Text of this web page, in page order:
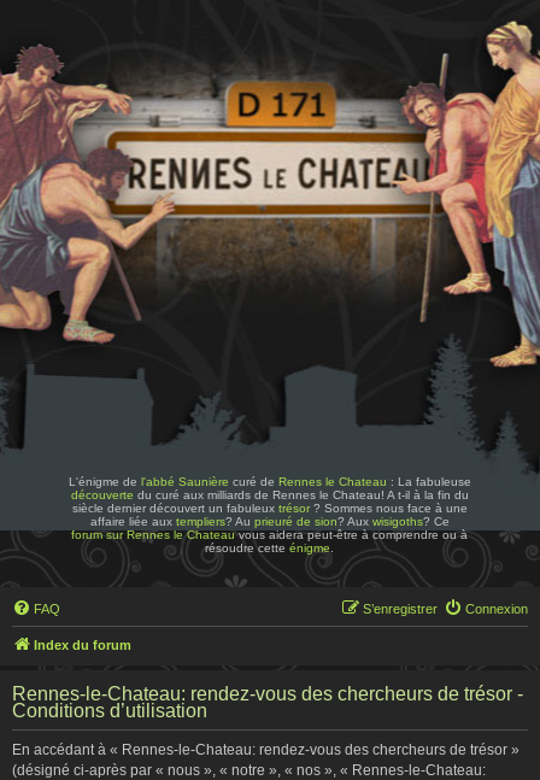
L'énigme de l'abbé Saunière curé de Rennes le Chateau : La fabuleuse
découverte du curé aux milliards de Rennes le Chateau! A t-il à la fin du
siècle dernier découvert un fabuleux trésor? Sommes nous face à une
affaire liée aux templiers? Au prieuré de sion? Aux wisigoths? Ce
forum sur Rennes le Chateauvous aidera peut-être à comprendre ou à
résoudre cetteénigme
FAQ Connexion
S’enregistrer
Index du forum
Rennes-le-Chateau: rendez-vous des chercheurs de trésor -
Conditions d’utilisation
En accédant à « Rennes-le-Chateau: rendez-vous des chercheurs de trésor »
(désigné ci-après par « nous », « notre », « nos », « Rennes-le-Chateau: